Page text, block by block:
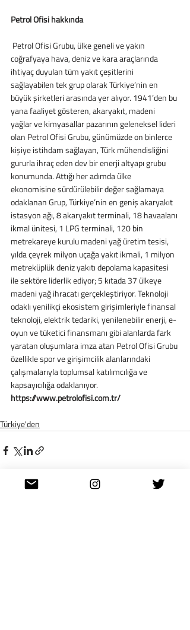
Petrol Ofisi hakkında
coğrafyaya hava, deniz ve kara araçlarında
ihtiyaç duyulan tüm yakıt çeşitlerini
sağlayabilen tek grup olarak Türkiye’nin en
büyük şirketleri arasında yer alıyor. 1941’den bu
yana faaliyet gösteren, akaryakıt, madeni
yağlar ve kimyasallar pazarının geleneksel lideri
olan Petrol Ofisi Grubu, günümüzde on binlerce
kişiye istihdam sağlayan, Türk mühendisliğini
gururla ihraç eden dev bir enerji altyapı grubu
konumunda. Attığı her adımda ülke
ekonomisine sürdürülebilir değer sağlamaya
odaklanan Grup, Türkiye’nin en geniş akaryakıt
istasyon ağı, 8 akaryakıt terminali, 18 havaalanı
ikmal ünitesi, 1 LPG terminali, 120 bin
metrekareye kurulu madeni yağ üretim tesisi,
yılda çeyrek milyon uçağa yakıt ikmali, 1 milyon
metreküplük deniz yakıtı depolama kapasitesi
ile sektöre liderlik ediyor; 5 kıtada 37 ülkeye
madeni yağ ihracatı gerçekleştiriyor. Teknoloji
odaklı yenilikçi ekosistem girişimleriyle finansal
teknoloji, elektrik tedariki, yenilenebilir enerji, e-
oyun ve tüketici finansmanı gibi alanlarda fark
yaratan oluşumlara imza atan Petrol Ofisi Grubu
özellikle spor ve girişimcilik alanlarındaki
çalışmalarıyla toplumsal katılımcılığa ve
kapsayıcılığa odaklanıyor.
https://www.petrolofisi.com.tr/
Türkiye'den